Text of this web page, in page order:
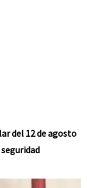
del 12 de agosto